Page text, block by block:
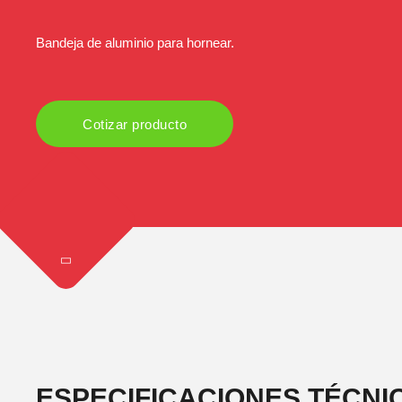
Bandeja de aluminio para hornear.
Cotizar producto